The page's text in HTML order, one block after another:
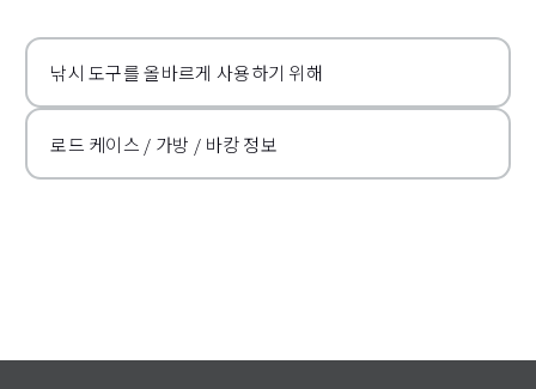
낚시 도구를 올바르게 사용하기 위해
로드 케이스 / 가방 / 바캉 정보